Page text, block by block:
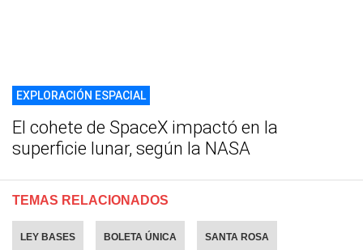
EXPLORACIÓN ESPACIAL
El cohete de SpaceX impactó en la
superficie lunar, según la NASA
TEMAS RELACIONADOS
LEY BASES BOLETA ÚNICA SANTA ROSA